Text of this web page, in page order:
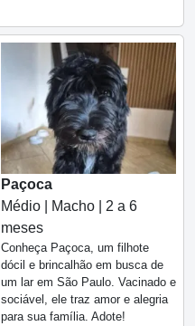
Paçoca
Médio | Macho | 2 a 6
meses
Conheça Paçoca, um filhote
dócil e brincalhão em busca de
um lar em São Paulo. Vacinado e
sociável, ele traz amor e alegria
para sua família. Adote!